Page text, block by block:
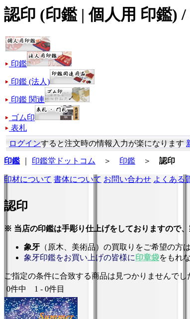
認印 (印鑑 | 個人用 印鑑) /
印鑑
印鑑 (法人)
印鑑 関連
ゴム印
表札
ログインすると注文時の情報入力が楽になります
印鑑 印鑑堂ドットコム ＞ 印鑑 ＞ 認印
印材について 書体について お問い合わせ よくある
認印
※ 当店の印鑑は手彫り仕上げをしておりますので
象牙 （原木、美術品）の買取りをご希望の方は
象牙印鑑をお買い上げの皆様に 印章袋をもれ
ご指定の条件に合致する商品は見つかりませんでし
0件中 1 - 0件目